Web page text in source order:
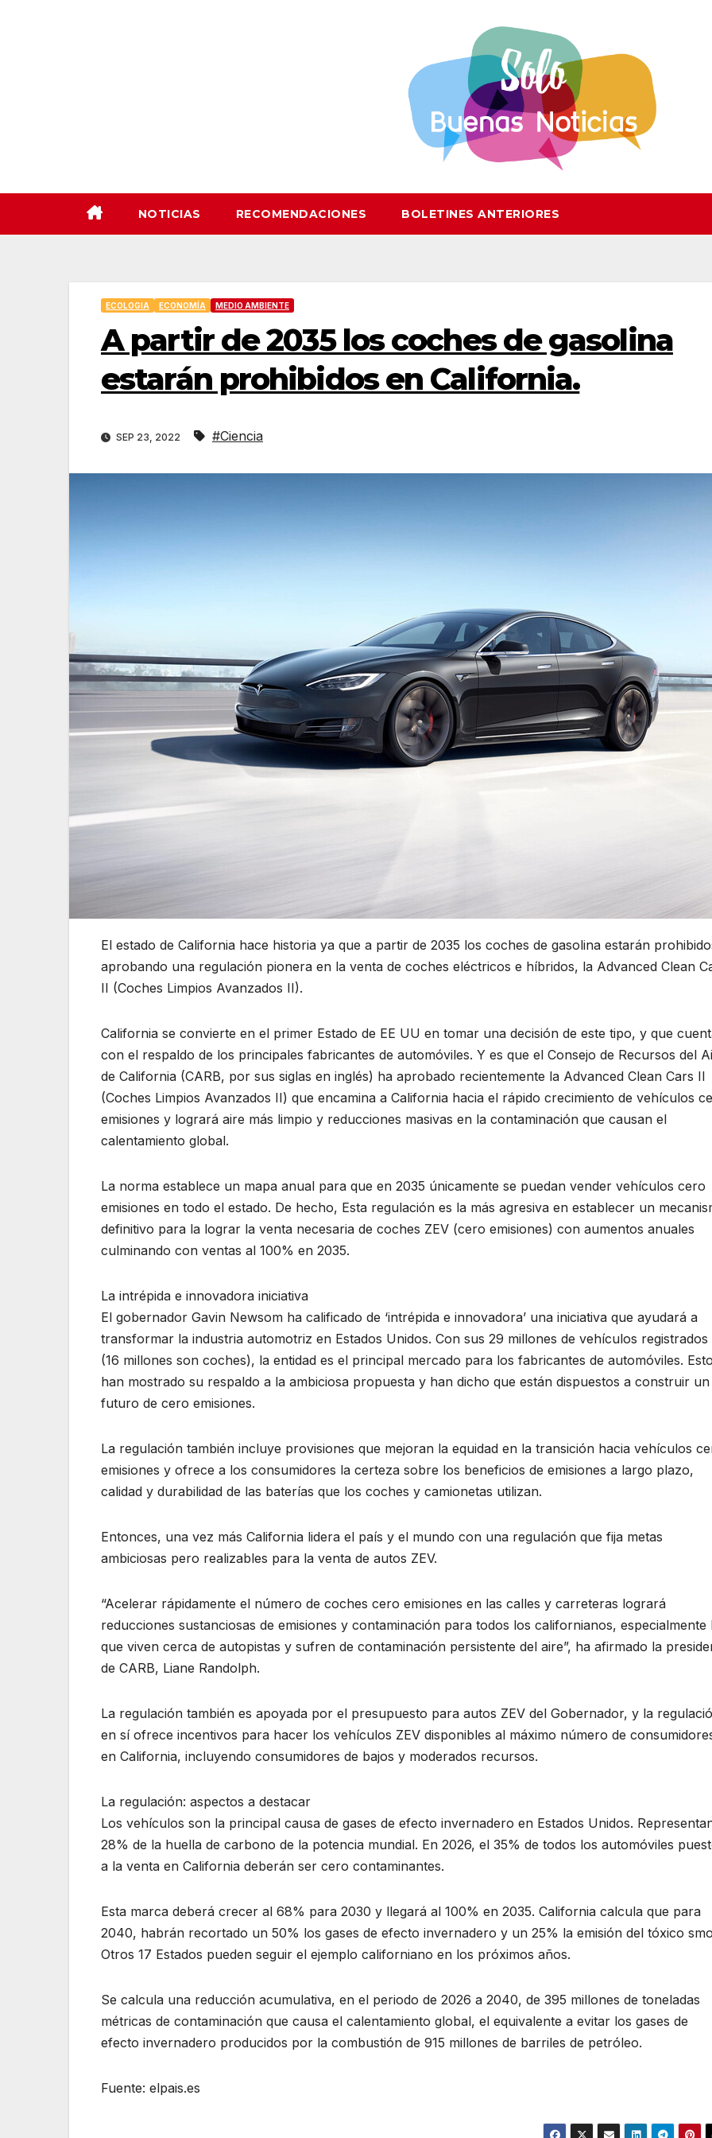
NOTICIAS RECOMENDACIONES BOLETINES ANTERIORES
ECOLOGIA ECONOMÍA MEDIO AMBIENTE
A partir de 2035 los coches de gasolina
estarán prohibidos en California.
SEP 23, 2022 #Ciencia
El estado de California hace historia ya que a partir de 2035 los coches de gasolina estarán
aprobando una regulación pionera en la venta de coches eléctricos e híbridos, la Advanced Clean
II (Coches Limpios Avanzados II).
California se convierte en el primer Estado de EE UU en tomar una decisión de este tipo, y que
con el respaldo de los principales fabricantes de automóviles. Y es que el Consejo de Recursos del
de California (CARB, por sus siglas en inglés) ha aprobado recientemente la Advanced Clean Cars II
(Coches Limpios Avanzados II) que encamina a California hacia el rápido crecimiento de vehículos
emisiones y logrará aire más limpio y reducciones masivas en la contaminación que causan el
calentamiento global.
La norma establece un mapa anual para que en 2035 únicamente se puedan vender vehículos cero
emisiones en todo el estado. De hecho, Esta regulación es la más agresiva en establecer un
definitivo para la lograr la venta necesaria de coches ZEV (cero emisiones) con aumentos anuales
culminando con ventas al 100% en 2035.
La intrépida e innovadora iniciativa
El gobernador Gavin Newsom ha calificado de ‘intrépida e innovadora’ una iniciativa que ayudará a
transformar la industria automotriz en Estados Unidos. Con sus 29 millones de vehículos registrados
(16 millones son coches), la entidad es el principal mercado para los fabricantes de automóviles.
han mostrado su respaldo a la ambiciosa propuesta y han dicho que están dispuestos a construir un
futuro de cero emisiones.
La regulación también incluye provisiones que mejoran la equidad en la transición hacia vehículos
emisiones y ofrece a los consumidores la certeza sobre los beneficios de emisiones a largo plazo,
calidad y durabilidad de las baterías que los coches y camionetas utilizan.
Entonces, una vez más California lidera el país y el mundo con una regulación que fija metas
ambiciosas pero realizables para la venta de autos ZEV.
“Acelerar rápidamente el número de coches cero emisiones en las calles y carreteras logrará
reducciones sustanciosas de emisiones y contaminación para todos los californianos, especialmente
que viven cerca de autopistas y sufren de contaminación persistente del aire”, ha afirmado la
de CARB, Liane Randolph.
La regulación también es apoyada por el presupuesto para autos ZEV del Gobernador, y la
en sí ofrece incentivos para hacer los vehículos ZEV disponibles al máximo número de
en California, incluyendo consumidores de bajos y moderados recursos.
La regulación: aspectos a destacar
Los vehículos son la principal causa de gases de efecto invernadero en Estados Unidos.
28% de la huella de carbono de la potencia mundial. En 2026, el 35% de todos los automóviles
a la venta en California deberán ser cero contaminantes.
Esta marca deberá crecer al 68% para 2030 y llegará al 100% en 2035. California calcula que para
2040, habrán recortado un 50% los gases de efecto invernadero y un 25% la emisión del tóxico
Otros 17 Estados pueden seguir el ejemplo californiano en los próximos años.
Se calcula una reducción acumulativa, en el periodo de 2026 a 2040, de 395 millones de toneladas
métricas de contaminación que causa el calentamiento global, el equivalente a evitar los gases de
efecto invernadero producidos por la combustión de 915 millones de barriles de petróleo.
Fuente: elpais.es
SALUD
Los 60
mejor
para